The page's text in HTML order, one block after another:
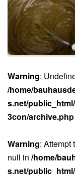
Warning:
/home/
s.net/
3con/archive.php
Warning: Attempt
null in /home/
s.net/